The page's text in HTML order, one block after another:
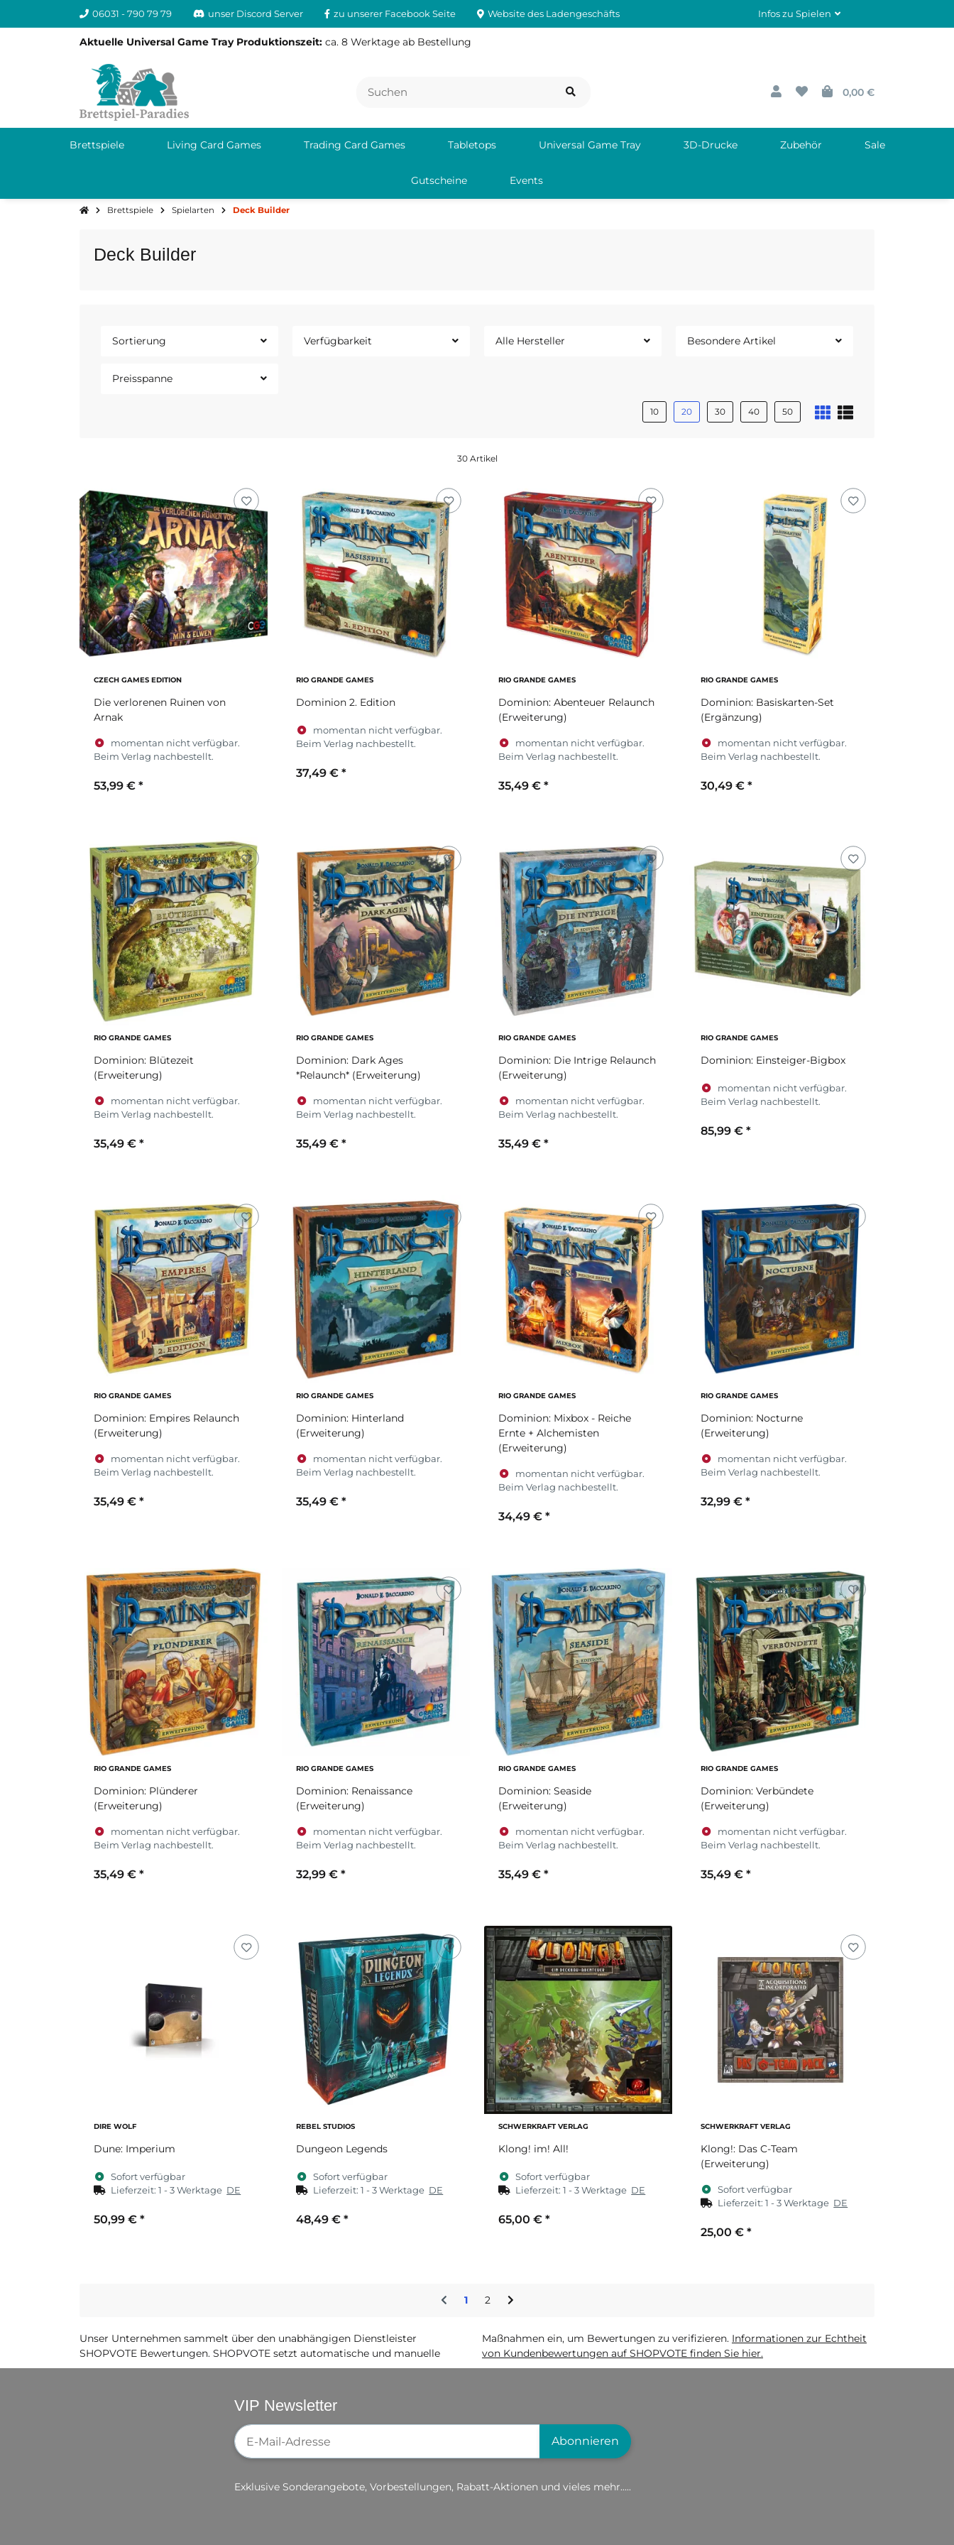
06031 - 790 79 79 unser Discord Server zu unserer Facebook Seite Website des Ladengeschäfts Infos zu Spielen
Aktuelle Universal Game Tray Produktionszeit: ca. 8 Werktage ab Bestellung
0,00 €
Brettspiele Living Card Games Trading Card Games Tabletops Universal Game Tray 3D-Drucke Zubehör Sale
Gutscheine Events
Brettspiele Spielarten Deck Builder
Deck Builder
Sortierung Verfügbarkeit Alle Hersteller Besondere Artikel
Preisspanne
10 20 30 40 50
30 Artikel
CZECH GAMES EDITION
Die verlorenen Ruinen von
Arnak
momentan nicht verfügbar.
Beim Verlag nachbestellt.
53,99 € *
RIO GRANDE GAMES
Dominion 2. Edition
momentan nicht verfügbar.
Beim Verlag nachbestellt.
37,49 € *
RIO GRANDE GAMES
Dominion: Abenteuer Relaunch
(Erweiterung)
momentan nicht verfügbar.
Beim Verlag nachbestellt.
35,49 € *
RIO GRANDE GAMES
Dominion: Basiskarten-Set
(Ergänzung)
momentan nicht verfügbar.
Beim Verlag nachbestellt.
30,49 € *
RIO GRANDE GAMES
Dominion: Blütezeit
(Erweiterung)
momentan nicht verfügbar.
Beim Verlag nachbestellt.
35,49 € *
RIO GRANDE GAMES
Dominion: Dark Ages
*Relaunch* (Erweiterung)
momentan nicht verfügbar.
Beim Verlag nachbestellt.
35,49 € *
RIO GRANDE GAMES
Dominion: Die Intrige Relaunch
(Erweiterung)
momentan nicht verfügbar.
Beim Verlag nachbestellt.
35,49 € *
RIO GRANDE GAMES
Dominion: Einsteiger-Bigbox
momentan nicht verfügbar.
Beim Verlag nachbestellt.
85,99 € *
RIO GRANDE GAMES
Dominion: Empires Relaunch
(Erweiterung)
momentan nicht verfügbar.
Beim Verlag nachbestellt.
35,49 € *
RIO GRANDE GAMES
Dominion: Hinterland
(Erweiterung)
momentan nicht verfügbar.
Beim Verlag nachbestellt.
35,49 € *
RIO GRANDE GAMES
Dominion: Mixbox - Reiche
Ernte + Alchemisten
(Erweiterung)
momentan nicht verfügbar.
Beim Verlag nachbestellt.
34,49 € *
RIO GRANDE GAMES
Dominion: Nocturne
(Erweiterung)
momentan nicht verfügbar.
Beim Verlag nachbestellt.
32,99 € *
RIO GRANDE GAMES
Dominion: Plünderer
(Erweiterung)
momentan nicht verfügbar.
Beim Verlag nachbestellt.
35,49 € *
RIO GRANDE GAMES
Dominion: Renaissance
(Erweiterung)
momentan nicht verfügbar.
Beim Verlag nachbestellt.
32,99 € *
RIO GRANDE GAMES
Dominion: Seaside
(Erweiterung)
momentan nicht verfügbar.
Beim Verlag nachbestellt.
35,49 € *
RIO GRANDE GAMES
Dominion: Verbündete
(Erweiterung)
momentan nicht verfügbar.
Beim Verlag nachbestellt.
35,49 € *
DIRE WOLF
Dune: Imperium
Sofort verfügbar
Lieferzeit:1 - 3 Werktage DE
50,99 € *
REBEL STUDIOS
Dungeon Legends
Sofort verfügbar
Lieferzeit:1 - 3 Werktage DE
48,49 € *
SCHWERKRAFT VERLAG
Klong! im! All!
Sofort verfügbar
Lieferzeit:1 - 3 Werktage DE
65,00 € *
SCHWERKRAFT VERLAG
Klong!: Das C-Team
(Erweiterung)
Sofort verfügbar
Lieferzeit:1 - 3 Werktage DE
25,00 € *
1 2
Unser Unternehmen sammelt über den unabhängigen Dienstleister
SHOPVOTE Bewertungen. SHOPVOTE setzt automatische und manuelle
Maßnahmen ein, um Bewertungen zu verifizieren. Informationen zur Echtheit
von Kundenbewertungen auf SHOPVOTE finden Sie hier.
VIP Newsletter
Newsletter-Registrierung
Abonnieren
Exklusive Sonderangebote, Vorbestellungen, Rabatt-Aktionen und vieles mehr.....